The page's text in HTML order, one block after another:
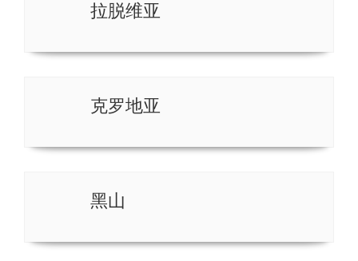
拉脱维亚
克罗地亚
黑山